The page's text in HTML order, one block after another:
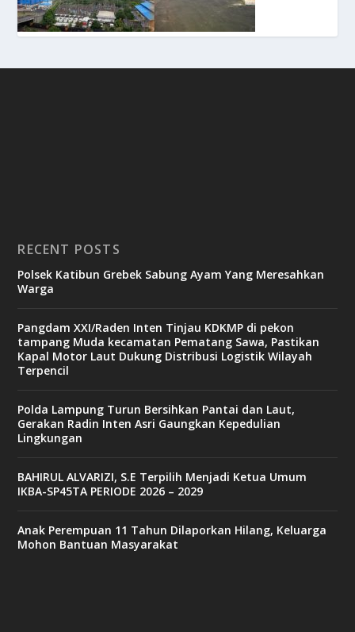
RECENT POSTS
Polsek Katibun Grebek Sabung Ayam Yang Meresahkan
Warga
Pangdam XXI/Raden Inten Tinjau KDKMP di pekon
tampang Muda kecamatan Pematang Sawa, Pastikan
Kapal Motor Laut Dukung Distribusi Logistik Wilayah
Terpencil
Polda Lampung Turun Bersihkan Pantai dan Laut,
Gerakan Radin Inten Asri Gaungkan Kepedulian
Lingkungan
BAHIRUL ALVARIZI, S.E Terpilih Menjadi Ketua Umum
IKBA-SP45TA PERIODE 2026 – 2029
Anak Perempuan 11 Tahun Dilaporkan Hilang, Keluarga
Mohon Bantuan Masyarakat